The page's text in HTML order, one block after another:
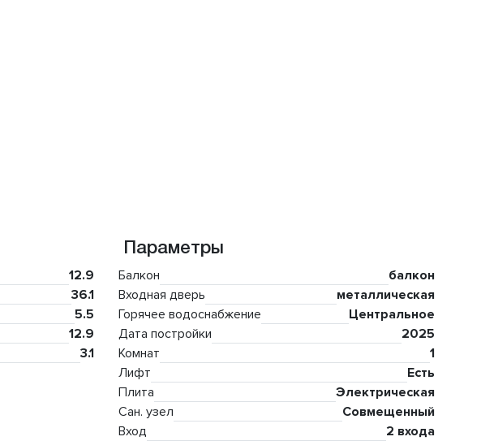
12.9
36.1
5.5
12.9
3.1
Параметры
Балкон
балкон
Входная дверь
металлическая
Горячее водоснабжение
Центральное
Дата постройки
2025
Комнат
1
Лифт
Есть
Плита
Электрическая
Сан. узел
Совмещенный
Вход
2 входа